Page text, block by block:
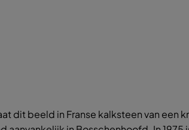
dit beeld in Franse kalksteen van